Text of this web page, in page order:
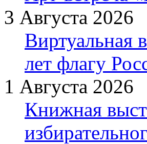
3 Августа 2026
Виртуальная
лет флагу
1 Августа 2026
Книжная